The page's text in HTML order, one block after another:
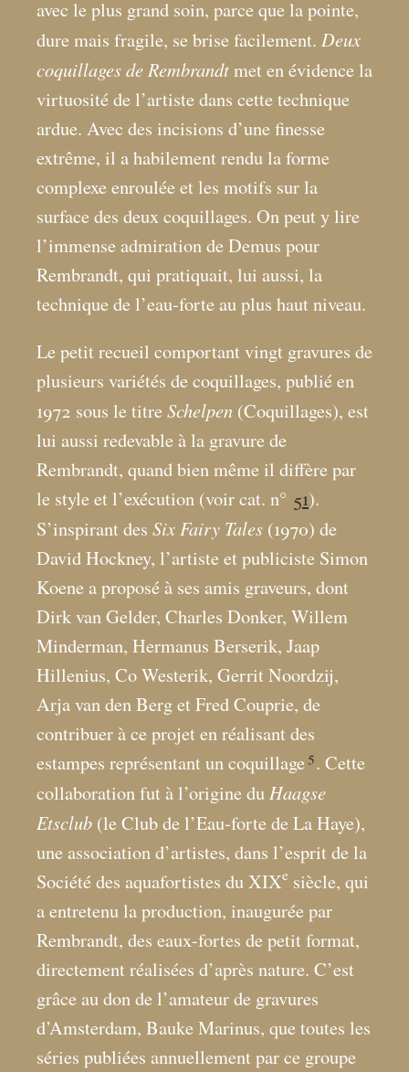
avec le plus grand soin, parce que la pointe,
dure mais fragile, se brise facilement. Deux
coquillages de Rembrandtmet en évidence la
virtuosité de l’artiste dans cette technique
ardue. Avec des incisions d’une finesse
extrême, il a habilement rendu la forme
complexe enroulée et les motifs sur la
surface des deux coquillages. On peut y lire
l’immense admiration de Demus pour
Rembrandt, qui pratiquait, lui aussi, la
technique de l’eau-forte au plus haut niveau.
Le petit recueil comportant vingt gravures de
plusieurs variétés de coquillages, publié en
1972 sous le titreSchelpen (Coquillages), est
lui aussi redevable à la gravure de
Rembrandt, quand bien même il diffère par
le style et l’exécution (voir cat. n° 51).
S’inspirant des Six Fairy Tales (1970) de
David Hockney, l’artiste et publiciste Simon
Koene a proposé à ses amis graveurs, dont
Dirk van Gelder, Charles Donker, Willem
Minderman, Hermanus Berserik, Jaap
Hillenius, Co Westerik, Gerrit Noordzij,
Arja van den Berg et Fred Couprie, de
contribuer à ce projet en réalisant des
estampes représentant un coquillage 5. Cette
collaboration fut à l’origine du Haagse
Etsclub (le Club de l’Eau-forte de La Haye),
une association d’artistes, dans l’esprit de la
Société des aquafortistes du XIXe siècle, qui
a entretenu la production, inaugurée par
Rembrandt, des eaux-fortes de petit format,
directement réalisées d’après nature. C’est
grâce au don de l’amateur de gravures
d’Amsterdam, Bauke Marinus, que toutes les
séries publiées annuellement par ce groupe